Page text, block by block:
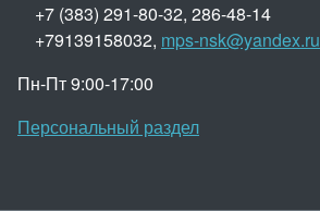
+7 (383) 291-80-32, 286-48-14
+79139158032, mps-nsk@yandex.ru
Пн-Пт 9:00-17:00
Персональный раздел